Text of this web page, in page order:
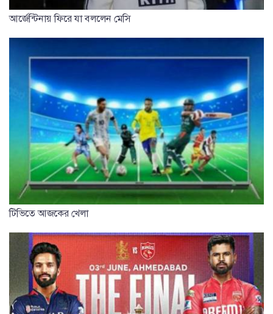
আর্জেন্টিনায় ফিরে যা বললেন মেসি
টিভিতে আজকের খেলা